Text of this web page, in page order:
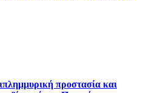
προστασία και